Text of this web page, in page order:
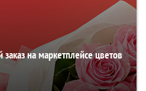
на маркетплейсе цветов